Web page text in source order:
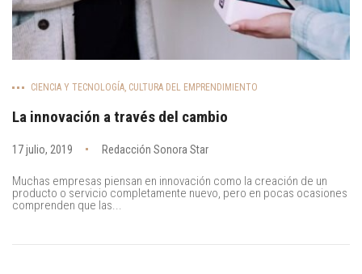
CIENCIA Y TECNOLOGÍA, CULTURA DEL EMPRENDIMIENTO
La innovación a través del cambio
17 julio, 2019 Redacción Sonora Star
Muchas empresas piensan en innovación como la creación de un
producto o servicio completamente nuevo, pero en pocas ocasiones
comprenden que las...